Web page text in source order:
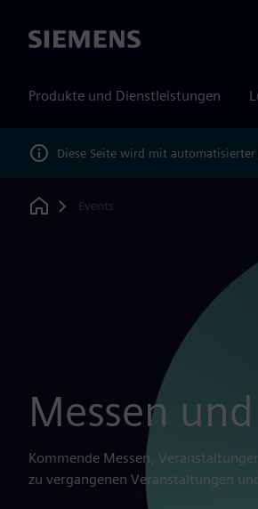
Siemens
Produkte und Dienstleistungen
Diese Seite wird mit
Home
Events
Messen
Kommende Messen,
zu vergangenen Veranstaltungen